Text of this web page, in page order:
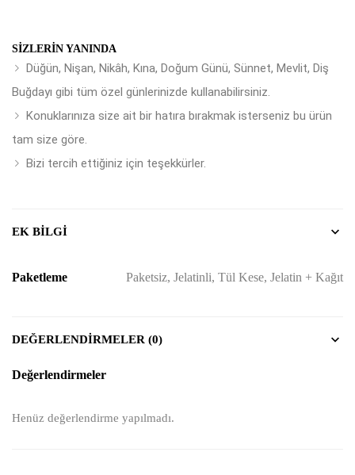
SIZLERIN YANINDA
Düğün, Nişan, Nikâh, Kına, Doğum Günü, Sünnet, Mevlit, Diş
Buğdayı gibi tüm özel günlerinizde kullanabilirsiniz.
Konuklarınıza size ait bir hatıra bırakmak isterseniz bu ürün
tam size göre.
Bizi tercih ettiğiniz için teşekkürler.
EK BILGI
Paketleme Paketsiz, Jelatinli, Tül Kese, Jelatin + Kağıt
DEĞERLENDIRMELER (0)
Değerlendirmeler
Henüz değerlendirme yapılmadı.